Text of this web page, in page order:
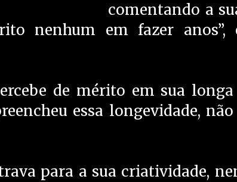
comentando a
nenhum em fazer anos”,
de mérito em sua
essa longevidade,
para a sua criatividade,